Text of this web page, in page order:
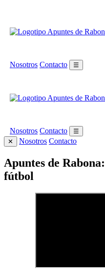
Nosotros Contacto ☰
Nosotros Contacto
☰
✕
Nosotros Contacto
Apuntes de
fútbol